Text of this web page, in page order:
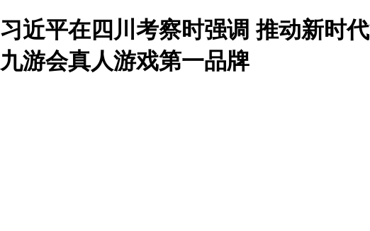
习近平在四川考察时强调 推动新时
九游会真人游戏第一品牌